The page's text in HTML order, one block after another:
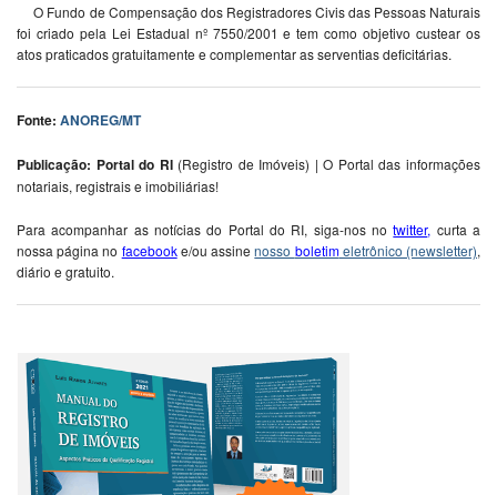
O Fundo de Compensação dos Registradores Civis das Pessoas Naturais
foi criado pela Lei Estadual nº 7550/2001 e tem como objetivo custear os
atos praticados gratuitamente e complementar as serventias deficitárias.
Fonte: ANOREG/MT
Publicação: Portal do RI(Registro de Imóveis) | O Portal das informações
notariais, registrais e imobiliárias!
Para acompanhar as notícias do Portal do RI, siga-nos notwitter, curta a
nossa página no facebooke/ou assinenosso boletimeletrônico (newsletter),
diário e gratuito.